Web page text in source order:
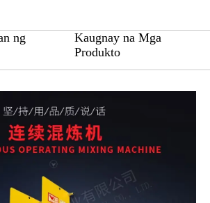
ng
Kaugnay na Mga
Produkto